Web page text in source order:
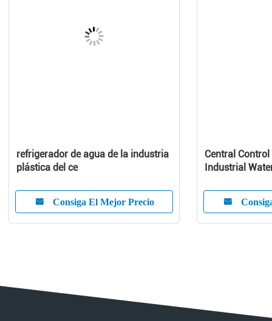
refrigerador de agua de la industria
plástica del ce
Consiga El Mejor Precio
Central
Industrial